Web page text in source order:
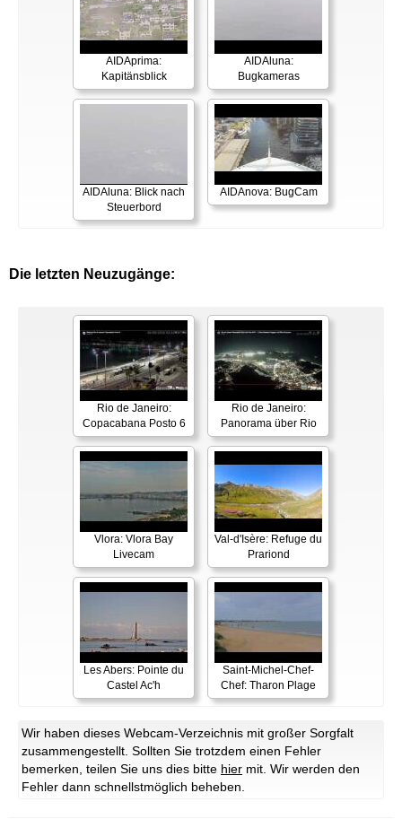
AIDAprima:
Kapitänsblick
AIDAluna:
Bugkameras
AIDAluna: Blick nach
Steuerbord
AIDAnova: BugCam
Die letzten Neuzugänge:
Rio de Janeiro:
Copacabana Posto 6
Rio de Janeiro:
Panorama über Rio
Vlora: Vlora Bay
Livecam
Val-d'Isère: Refuge du
Prariond
Les Abers: Pointe du
Castel Ac'h
Saint-Michel-Chef-
Chef: Tharon Plage
Wir haben dieses Webcam-Verzeichnis mit großer Sorgfalt
zusammengestellt. Sollten Sie trotzdem einen Fehler
bemerken, teilen Sie uns dies bitte hier mit. Wir werden den
Fehler dann schnellstmöglich beheben.